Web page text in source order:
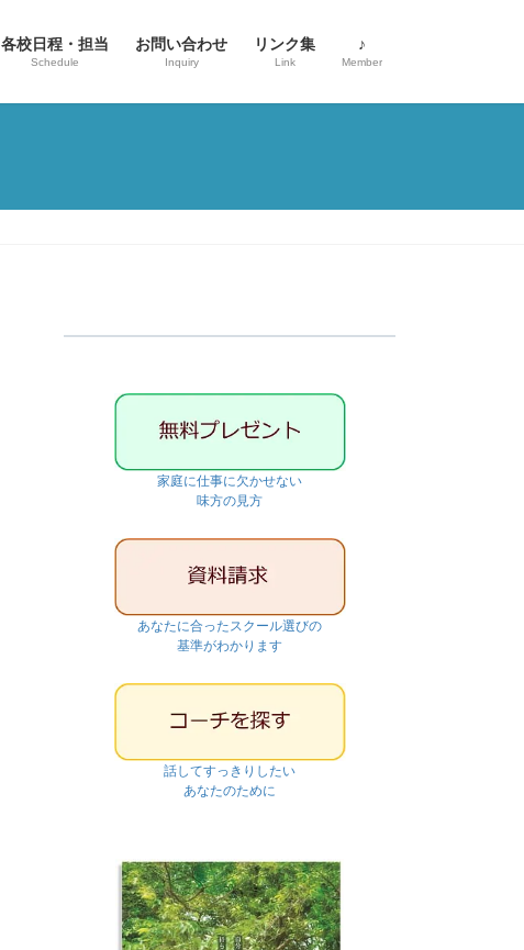
各校日程・担当
Schedule
お問い合わせ
Inquiry
リンク集
Link
♪
Member
家庭に仕事に欠かせない
味方の見方
あなたに合ったスクール選びの
基準がわかります
話してすっきりしたい
あなたのために